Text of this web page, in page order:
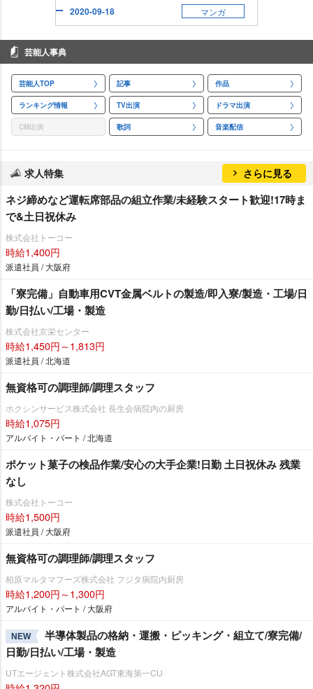
2020-09-18 マンガ
芸能人事典
芸能人TOP 記事 作品
ランキング情報 TV出演 ドラマ出演
CM出演 歌詞 音楽配信
求人特集 さらに見る
ネジ締めなど運転席部品の組立作業/未経験スタート歓迎!17時ま
で&土日祝休み
株式会社トーコー
時給1,400円
派遣社員 / 大阪府
「寮完備」自動車用CVT金属ベルトの製造/即入寮/製造・工場/日
勤/日払い/工場・製造
株式会社京栄センター
時給1,450円～1,813円
派遣社員 / 北海道
無資格可の調理師/調理スタッフ
ホクシンサービス株式会社 長生会病院内の厨房
時給1,075円
アルバイト・パート / 北海道
ポケット菓子の検品作業/安心の大手企業!日勤 土日祝休み 残業
なし
株式会社トーコー
時給1,500円
派遣社員 / 大阪府
無資格可の調理師/調理スタッフ
柏原マルタマフーズ株式会社 フジタ病院内厨房
時給1,200円～1,300円
アルバイト・パート / 大阪府
NEW
半導体製品の格納・運搬・ピッキング・組立て/寮完備/
日勤/日払い/工場・製造
UTエージェント株式会社AGT東海第一CU